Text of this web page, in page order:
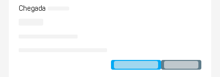
Chegada